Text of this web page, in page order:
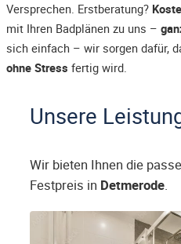
Versprechen. Erstberatung?
mit Ihren Badplänen zu uns –
sich einfach – wir sorgen dafür,
ohne Stress fertig wird.
Unsere
Wir bieten Ihnen die
Festpreis in Detmerode.